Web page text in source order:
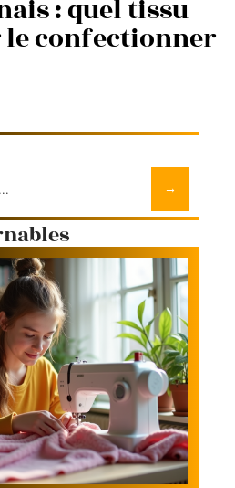
: quel tissu
confectionner